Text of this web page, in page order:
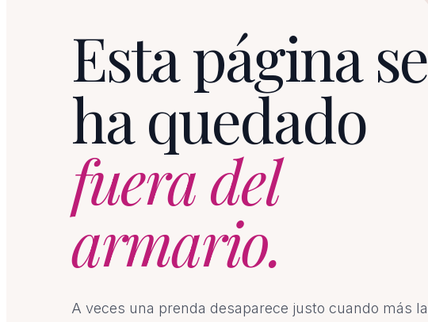
Esta página se
ha quedado
fuera del
armario.
A veces una prenda desaparece justo cuando más la